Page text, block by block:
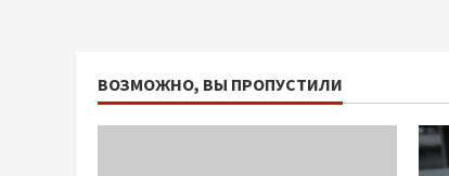
ВОЗМОЖНО, ВЫ ПРОПУСТИЛИ